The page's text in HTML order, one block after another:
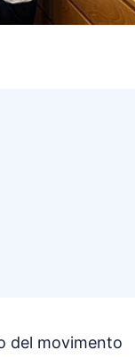
del movimento